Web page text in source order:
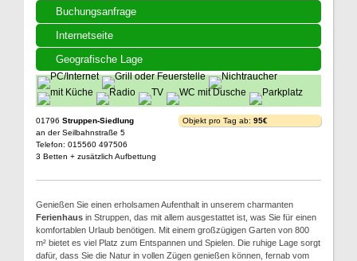
Buchungsanfrage
Internetseite
Geografische Lage
01796 Struppen-Siedlung
an der Seilbahnstraße 5
Telefon: 015560 497506
3 Betten + zusätzlich Aufbettung
Objekt pro Tag ab: 95€
Genießen Sie einen erholsamen Aufenthalt in unserem charmanten
Ferienhaus in Struppen, das mit allem ausgestattet ist, was Sie für einen
komfortablen Urlaub benötigen. Mit einem großzügigen Garten von 800
m² bietet es viel Platz zum Entspannen und Spielen. Die ruhige Lage sorgt
dafür, dass Sie die Natur in vollen Zügen genießen können, fernab vom